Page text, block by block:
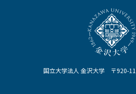
国立大学法人 金沢大学 〒920-